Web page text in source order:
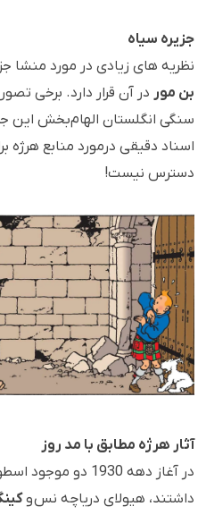
جزیره سیاه
نظریه های زیادی در مورد منشا
بن مور در آن قرار دارد. برخی
سنگی انگلستان الهام‌بخش این
اسناد دقیقی درمورد منابع هرژه
دسترس نیست!
آثار هرژه مطابق با مد روز
در آغاز دهه 1930
داشتند، هیولای دریاچه نس و